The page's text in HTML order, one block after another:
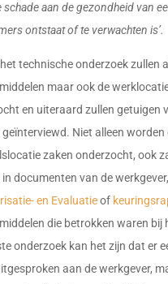
schade aan de gezondheid van
ontstaat of te verwachten is’.
technische onderzoek zullen
maar ook de
en uiteraard zullen getuigen
Niet alleen worden
zaken onderzocht, ook
documenten van de
en Evaluatieof
die betrokken waren bij
onderzoek kan het zijn dat er
aan de werkgever,